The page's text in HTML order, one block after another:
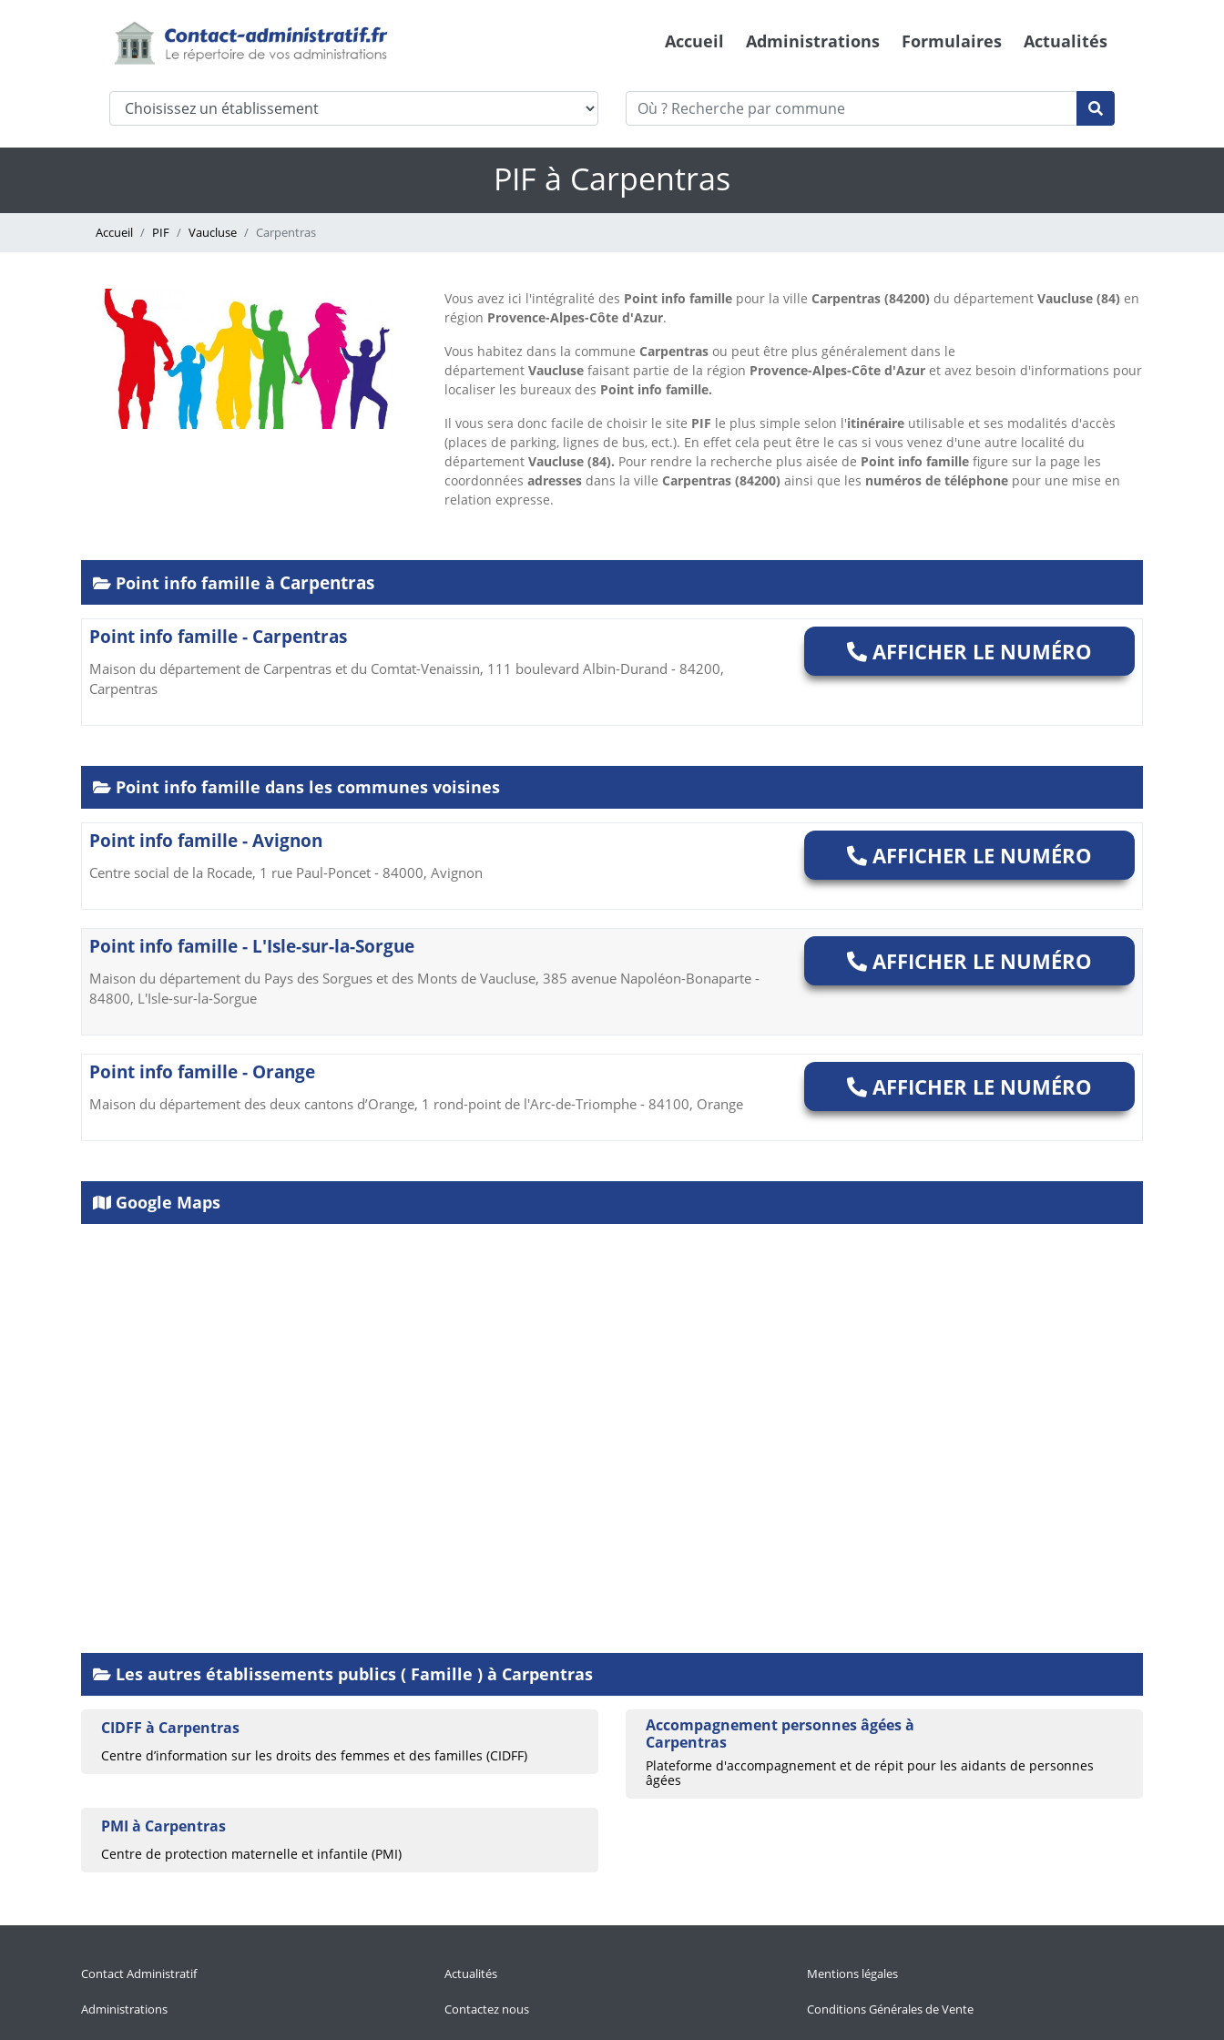
Accueil Administrations Formulaires Actualités
PIF à Carpentras
Accueil PIF Vaucluse Carpentras
Vous avez ici l'intégralité des Point info famillepour la ville Carpentras (84200) du départementVaucluse (84) en
région Provence-Alpes-Côte d'Azur.
Vous habitez dans la commune Carpentras ou peut être plus généralement dans le
département Vaucluse faisant partie de la région Provence-Alpes-Côte d'Azur et avez besoin d'informations pour
localiser les bureaux des Point info famille.
Il vous sera donc facile de choisir le site PIF le plus simple selon l'itinéraireutilisable et ses modalités d'accès
(places de parking, lignes de bus, ect.). En effet cela peut être le cas si vous venez d'une autre localité du
département Vaucluse (84). Pour rendre la recherche plus aisée de Point info famillefigure sur la page les
coordonnées adressesdans la ville Carpentras (84200) ainsi que les numéros de téléphonepour une mise en
relation expresse.
Point info famille à Carpentras
Point info famille - Carpentras
Maison du département de Carpentras et du Comtat-Venaissin, 111 boulevard Albin-Durand - 84200,
Carpentras
AFFICHER LE NUMÉRO
Point info famille dans les communes voisines
Point info famille - Avignon
Centre social de la Rocade, 1 rue Paul-Poncet - 84000, Avignon
AFFICHER LE NUMÉRO
Point info famille - L'Isle-sur-la-Sorgue
Maison du département du Pays des Sorgues et des Monts de Vaucluse, 385 avenue Napoléon-Bonaparte -
84800, L'Isle-sur-la-Sorgue
AFFICHER LE NUMÉRO
Point info famille - Orange
Maison du département des deux cantons d’Orange, 1 rond-point de l'Arc-de-Triomphe - 84100, Orange
AFFICHER LE NUMÉRO
Google Maps
Les autres établissements publics ( Famille ) à Carpentras
CIDFF à Carpentras
Centre d’information sur les droits des femmes et des familles (CIDFF)
Accompagnement personnes âgées à
Carpentras
Plateforme d'accompagnement et de répit pour les aidants de personnes
âgées
PMI à Carpentras
Centre de protection maternelle et infantile (PMI)
Contact Administratif
Administrations
Actualités
Contactez nous
Mentions légales
Conditions Générales de Vente